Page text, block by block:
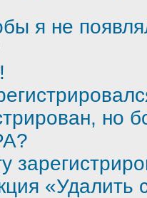
я не
но
«Удалить